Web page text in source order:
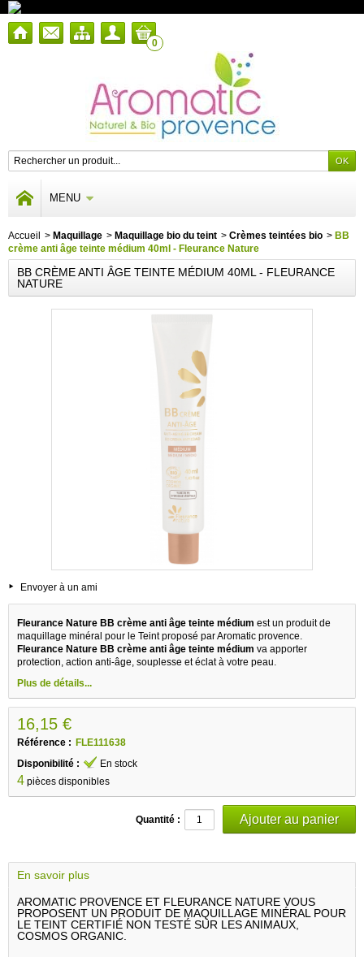
0
MENU
Accueil > Maquillage > Maquillage bio du teint > Crèmes teintées bio > BB
crème anti âge teinte médium 40ml - Fleurance Nature
BB CRÈME ANTI ÂGE TEINTE MÉDIUM 40ML - FLEURANCE
NATURE
Envoyer à un ami
Fleurance Nature BB crème anti âge teinte médium est un produit de
maquillage minéral pour le Teint proposé par Aromatic provence.
Fleurance Nature BB crème anti âge teinte médium va apporter
protection, action anti-âge, souplesse et éclat à votre peau.
Plus de détails...
16,15 €
Référence : FLE111638
Disponibilité :
En stock
4 pièces disponibles
Quantité :
En savoir plus
AROMATIC PROVENCE ET FLEURANCE NATURE VOUS
PROPOSENT UN PRODUIT DE MAQUILLAGE MINÉRAL POUR
LE TEINT CERTIFIÉ NON TESTÉ SUR LES ANIMAUX,
COSMOS ORGANIC.